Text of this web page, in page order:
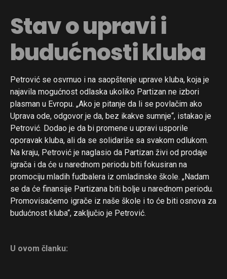
Stav o upravi i
budućnosti kluba
Petrović se osvrnuo i na saopštenje uprave kluba, koja je
najavila mogućnost odlaska ukoliko Partizan ne izbori
plasman u Evropu. „Ako je pitanje da li se povlačim ako
Uprava ode, odgovor je da, bez ikakve sumnje“, istakao je
Petrović. Dodao je da bi promene u upravi usporile
oporavak kluba, ali da se solidariše sa svakom odlukom.
Na kraju, Petrović je naglasio da Partizan živi od prodaje
igrača i da će u narednom periodu biti fokusiran na
promociju mladih fudbalera iz omladinske škole. „Nadam
se da će finansije Partizana biti bolje u narednom periodu.
Promovisaćemo igrače iz naše škole i to će biti osnova za
budućnost kluba“, zaključio je Petrović.
U ovom članku:
Reddit
Pinterest
Whatsapp
Email